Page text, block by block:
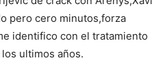
pero cero minutos,forza
identifico con el tratamiento
ultimos años.